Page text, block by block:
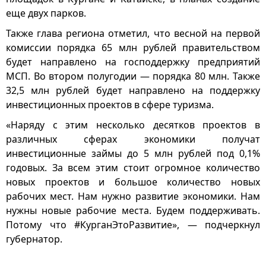
еще двух парков.
Также глава региона отметил, что весной на первой
комиссии порядка 65 млн рублей правительством
будет направлено на господдержку предприятий
МСП. Во втором полугодии — порядка 80 млн. Также
32,5 млн рублей будет направлено на поддержку
инвестиционных проектов в сфере туризма.
«Наряду с этим несколько десятков проектов в
различных сферах экономики получат
инвестиционные займы до 5 млн рублей под 0,1%
годовых. За всем этим стоит огромное количество
новых проектов и большое количество новых
рабочих мест. Нам нужно развитие экономики. Нам
нужны новые рабочие места. Будем поддерживать.
Потому что #КурганЭтоРазвитие», — подчеркнул
губернатор.